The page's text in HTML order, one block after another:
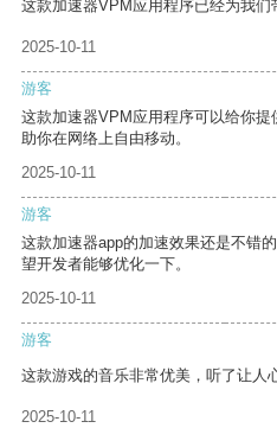
这款加速器VPM应用程序已经为我们
2025-10-11
游客
这款加速器VPM应用程序可以给你
助你在网络上自由移动。
2025-10-11
游客
这款加速器app的加速效果还是不错
望开发者能够优化一下。
2025-10-11
游客
这款游戏的音乐非常优美，听了让人
2025-10-11